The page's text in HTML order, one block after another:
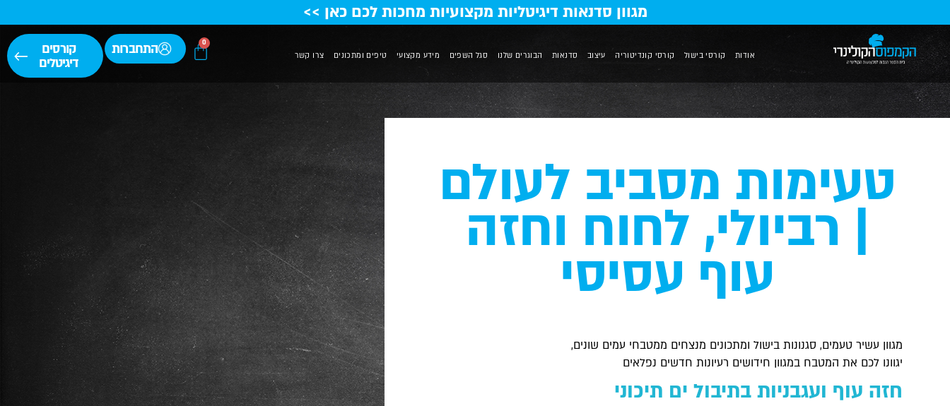
מגוון סדנאות דיגיטליות מקצועיות מחכות לכם כאן >>
אודות קורסי בישול קורסי קונדיטוריה עיצוב סדנאות הבוגרים שלנו סגל השפים מידע מקצועי טיפים ומתכונים צרו קשר
0 התחברות
קורסים
דיגיטלים
טעימות מסביב לעולם
| רביולי, לחוח וחזה
עוף עסיסי
מגוון עשיר טעמים, סגנונות בישול ומתכונים מנצחים ממטבחי עמים שונים,
יגוונו לכם את המטבח במגוון חידושים רעיונות חדשים נפלאים
חזה עוף ועגבניות בתיבול ים תיכוני